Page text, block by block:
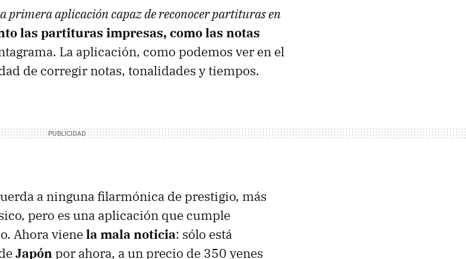
primera aplicación capaz de reconocer partituras en
las partituras impresas, como las notas
La aplicación, como podemos ver en el
de corregir notas, tonalidades y tiempos.
a ninguna filarmónica de prestigio, más
pero es una aplicación que cumple
Ahora vienela mala noticia: sólo está
Japónpor ahora, a un precio de 350 yenes